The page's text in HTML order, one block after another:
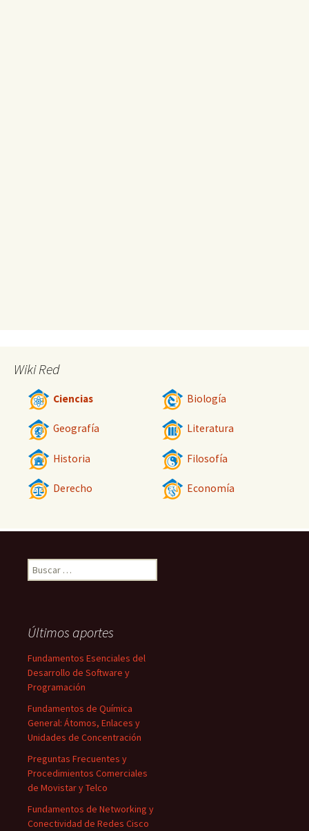
Wiki Red
Ciencias Biología
Geografía Literatura
Historia Filosofía
Derecho Economía
Buscar:
Últimos aportes
Fundamentos Esenciales del
Desarrollo de Software y
Programación
Fundamentos de Química
General: Átomos, Enlaces y
Unidades de Concentración
Preguntas Frecuentes y
Procedimientos Comerciales
de Movistar y Telco
Fundamentos de Networking y
Conectividad de Redes Cisco